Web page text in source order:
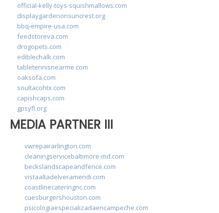
official-kelly-toys-squishmallows.com
displaygardenonsuncrest.org
bbq-empire-usa.com
feedstoreva.com
drogopets.com
ediblechalk.com
tabletennisnearme.com
oaksofa.com
soultacohtx.com
capishcaps.com
gpsyfl.org
MEDIA PARTNER III
vwrepairarlington.com
cleaningservicebaltimore-md.com
beckslandscapeandfence.com
vistaaltadelveramendi.com
coastlinecateringnc.com
cuesburgershouston.com
psicologiaespecializadaencampeche.com